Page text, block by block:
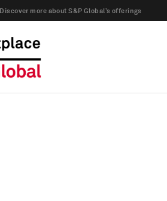
Discover more about S&P Global’s offerings